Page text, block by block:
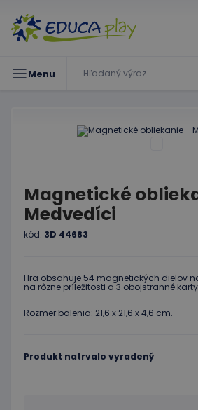
Menu
Magnetické
Medvedíci
kód: 3D 44683
Hra obsahuje 54 magnetických dielov
na rôzne príležitosti a 3 obojstranné
Rozmer balenia: 21,6 x 21,6 x 4,6 cm.
Produkt natrvalo vyradený